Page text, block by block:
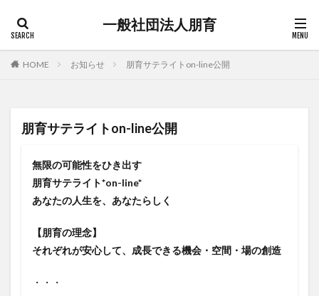
一般社団法人朋育
HOME お知らせ 朋育サテライトon-line公開
朋育サテライトon-line公開
無限の可能性をひき出す
朋育サテライト*on-line*
あなたの人生を、あなたらしく
【朋育の理念】
それぞれが安心して、成長できる機会・空間・場の創造
・・・